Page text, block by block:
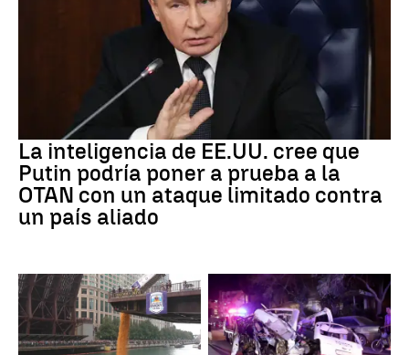
La inteligencia de EE.UU. cree que
Putin podría poner a prueba a la
OTAN con un ataque limitado contra
un país aliado